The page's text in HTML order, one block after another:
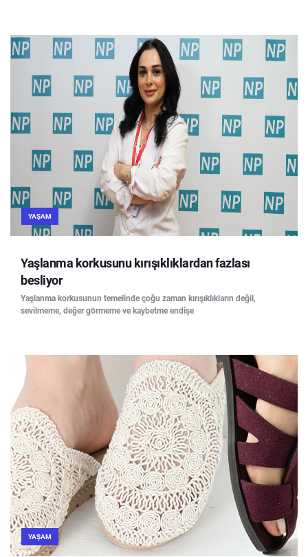
YAŞAM
Yaşlanma korkusunu kırışıklıklardan fazlası
besliyor
Yaşlanma korkusunun temelinde çoğu zaman kırışıklıkların değil,
sevilmeme, değer görmeme ve kaybetme endişe
YAŞAM